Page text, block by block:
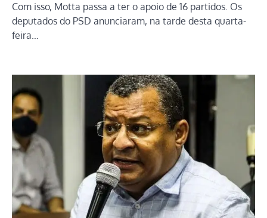
Com isso, Motta passa a ter o apoio de 16 partidos. Os
deputados do PSD anunciaram, na tarde desta quarta-
feira…